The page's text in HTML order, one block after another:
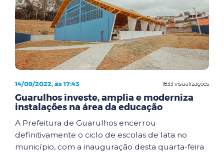
1833 visualizações
14/09/2022, às 17:43
Guarulhos investe, amplia e moderniza
instalações na área da educação
A Prefeitura de Guarulhos encerrou
definitivamente o ciclo de escolas de lata no
município, com a inauguração desta quarta-feira